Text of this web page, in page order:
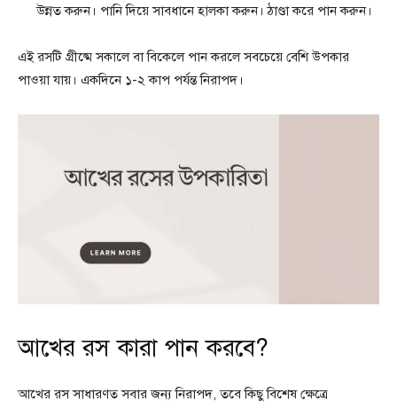
উন্নত করুন। পানি দিয়ে সাবধানে হালকা করুন। ঠাণ্ডা করে পান করুন।
এই রসটি গ্রীষ্মে সকালে বা বিকেলে পান করলে সবচেয়ে বেশি উপকার
পাওয়া যায়। একদিনে ১-২ কাপ পর্যন্ত নিরাপদ।
আখের রস কারা পান করবে?
আখের রস সাধারণত সবার জন্য নিরাপদ, তবে কিছু বিশেষ ক্ষেত্রে